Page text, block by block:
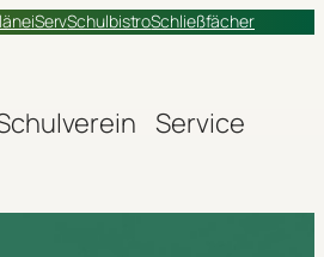
iServSchulbistroSchließfächer
Service